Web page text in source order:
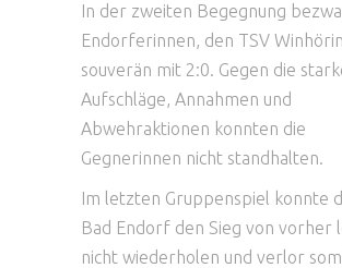
In der zweiten Begegnung
Endorferinnen, den TSV
souverän mit 2:0. Gegen die
Aufschläge, Annahmen und
Abwehraktionen konnten die
Gegnerinnen nicht standhalten.
Im letzten Gruppenspiel konnte
Bad Endorf den Sieg von vorher
nicht wiederholen und verlor